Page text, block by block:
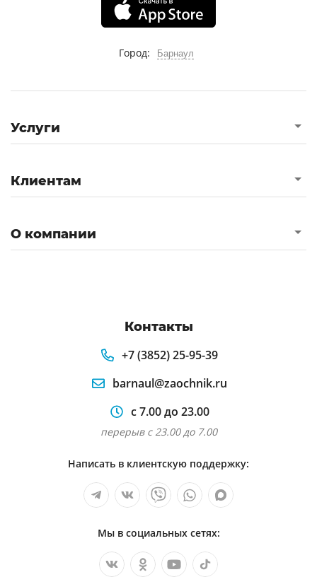
Город: Барнаул
Услуги
Клиентам
О компании
Контакты
+7 (3852) 25-95-39
barnaul@zaochnik.ru
с 7.00 до 23.00
перерыв с 23.00 до 7.00
Написать в клиентскую поддержку:
Мы в социальных сетях: